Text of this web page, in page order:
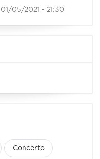
01/05/2021 - 21:30
Concerto